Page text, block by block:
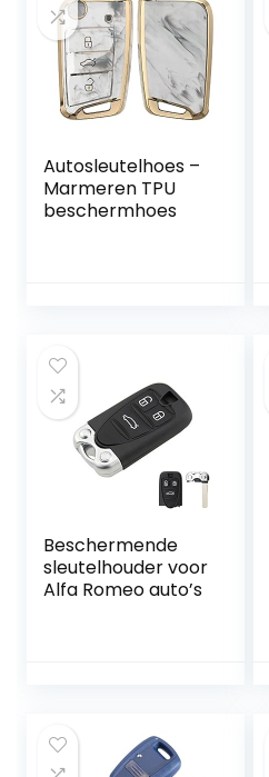
Autosleutelhoes –
Marmeren TPU
beschermhoes
Beschermende
sleutelhouder voor
Alfa Romeo auto’s